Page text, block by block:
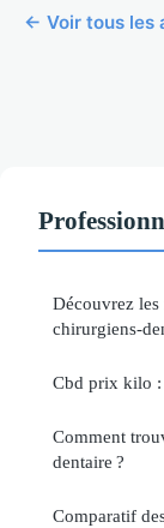
← Voir tous les
Découvrez
chirurgiens-
Cbd prix kilo :
Comment
dentaire ?
Comparatif